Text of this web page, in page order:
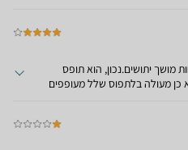
מושך יתושים.נכון, הוא תופס
כן מעולה בלתפוס שלל מעופפים